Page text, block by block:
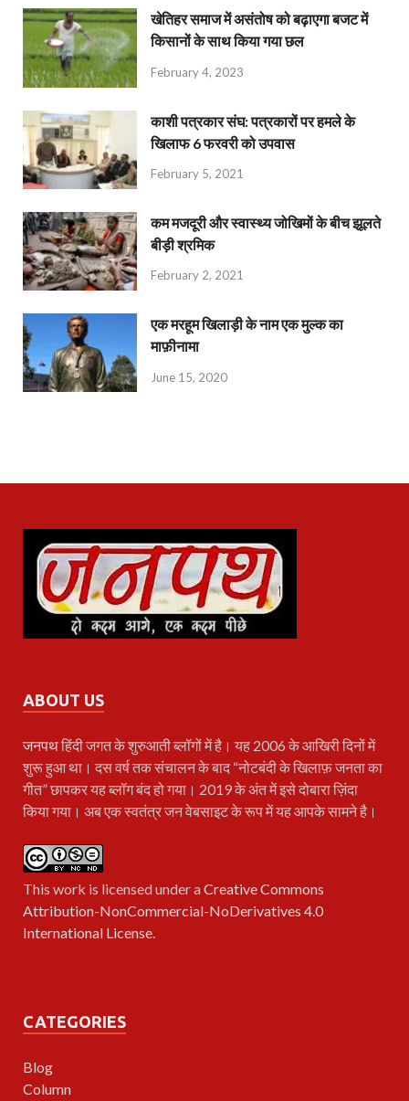
खेतिहर समाज में असंतोष को बढ़ाएगा बजट में
किसानों के साथ किया गया छल
February 4, 2023
काशी पत्रकार संघ: पत्रकारों पर हमले के
खिलाफ 6 फरवरी को उपवास
February 5, 2021
कम मजदूरी और स्वास्थ्य जोखिमों के बीच झूलते
बीड़ी श्रमिक
February 2, 2021
एक मरहूम खिलाड़ी के नाम एक मुल्क का
माफ़ीनामा
June 15, 2020
ABOUT US
जनपथहिंदी जगत के शुरुआती ब्लॉगों में है। यह 2006 के आखिरी दिनों में
शुरू हुआ था। दस वर्ष तक संचालन के बाद “नोटबंदी के खिलाफ़ जनता का
गीत” छापकर यह ब्लॉग बंद हो गया। 2019 के अंत में इसे दोबारा ज़िंदा
किया गया। अब एक स्वतंत्र जन वेबसाइट के रूप में यह आपके सामने है।
This work is licensed under aCreative Commons
Attribution-NonCommercial-NoDerivatives 4.0
International License.
CATEGORIES
Blog
Column